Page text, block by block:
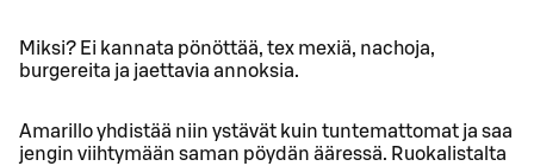
Miksi? Ei kannata pönöttää, tex mexiä, nachoja,
burgereita ja jaettavia annoksia.
Amarillo yhdistää niin ystävät kuin tuntemattomat ja saa
jengin viihtymään saman pöydän ääressä. Ruokalistalta